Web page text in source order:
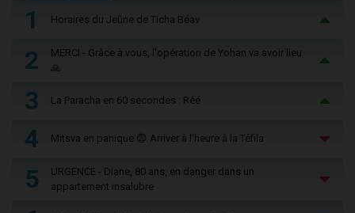
1 Horaires du Jeûne de Ticha Béav
2
MERCI - Grâce à vous, l'opération de Yohan va avoir lieu
🙏
3 La Paracha en 60 secondes : Réé
4 Mitsva en panique 😨 Arriver à l'heure à la Téfila
5
URGENCE - Diane, 80 ans, en danger dans un
appartement insalubre